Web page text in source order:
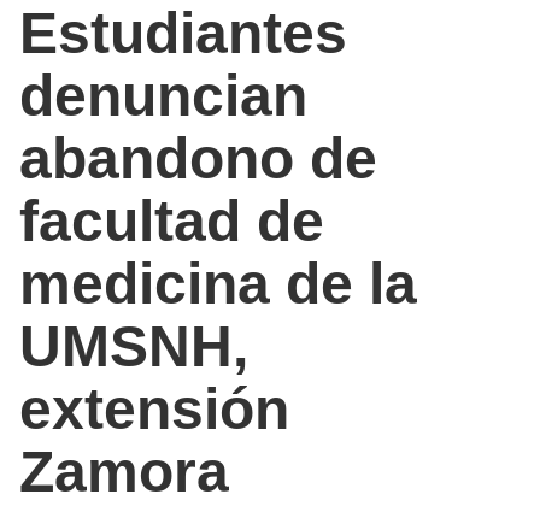
Estudiantes
denuncian
abandono de
facultad de
medicina de la
UMSNH,
extensión
Zamora